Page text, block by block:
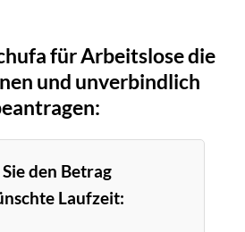
für Arbeitslose die
und unverbindlich
den Betrag
Laufzeit: